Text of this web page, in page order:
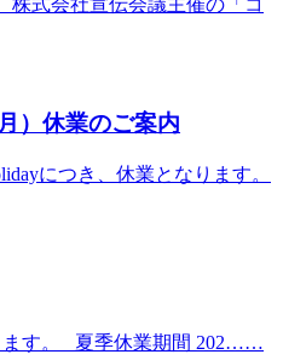
株式会社宣伝会議主催の「コ
）休業のご案内
につき、休業となります。
ます。 夏季休業期間 202……